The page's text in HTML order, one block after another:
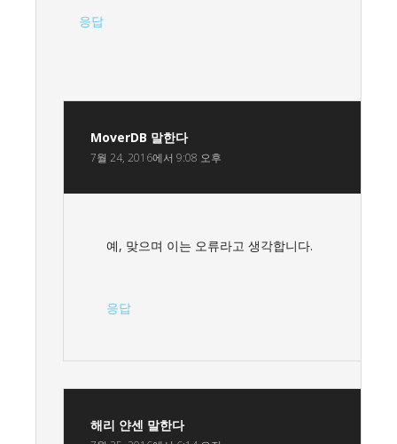
응답
MoverDB 말한다
7월 24, 2016에서 9:08 오후
예, 맞으며 이는 오류라고 생각합니다.
응답
해리 얀센 말한다